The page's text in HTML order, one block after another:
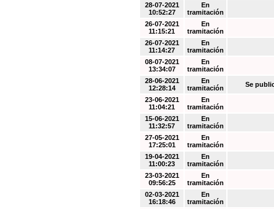
28-07-2021
10:52:27
En
tramitación
26-07-2021
11:15:21
En
tramitación
26-07-2021
11:14:27
En
tramitación
08-07-2021
13:34:07
En
tramitación
28-06-2021
12:28:14
En
tramitación
Se
23-06-2021
11:04:21
En
tramitación
15-06-2021
11:32:57
En
tramitación
27-05-2021
17:25:01
En
tramitación
19-04-2021
11:00:23
En
tramitación
23-03-2021
09:56:25
En
tramitación
02-03-2021
16:18:46
En
tramitación